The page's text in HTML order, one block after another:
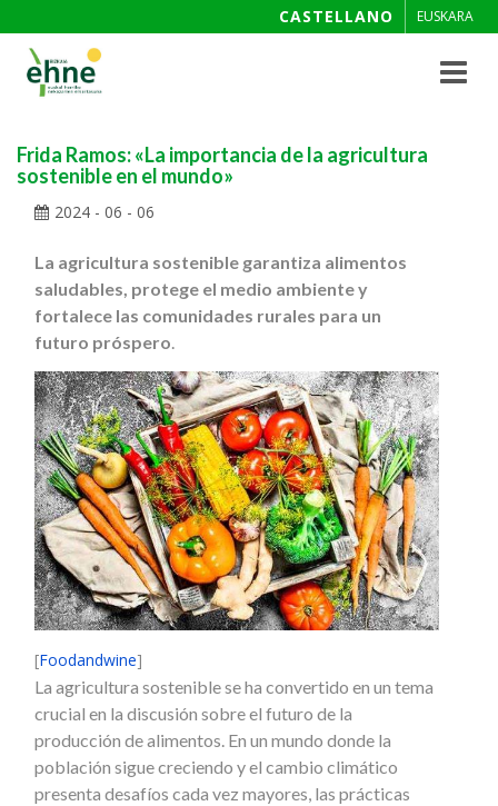
CASTELLANO EUSKARA
Toggle
Frida Ramos: «La importancia de la agricultura
sostenible en el mundo»
2024 - 06 - 06
La agricultura sostenible garantiza alimentos
saludables, protege el medio ambiente y
fortalece las comunidades rurales para un
futuro próspero.
[Foodandwine]
La agricultura sostenible se ha convertido en un tema
crucial en la discusión sobre el futuro de la
producción de alimentos. En un mundo donde la
población sigue creciendo y el cambio climático
presenta desafíos cada vez mayores, las prácticas